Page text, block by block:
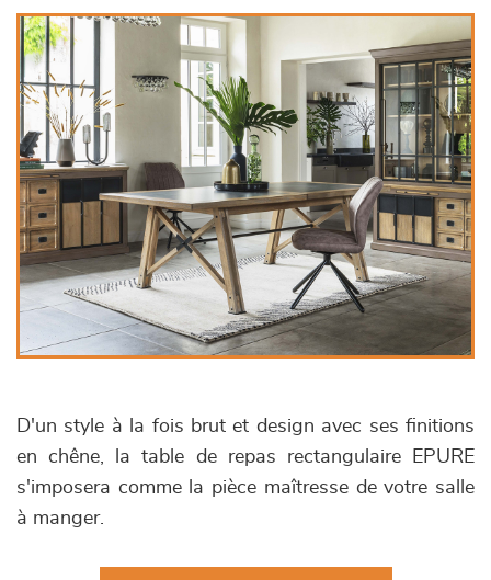
D'un style à la fois brut et design avec ses finitions
en chêne, la table de repas rectangulaire EPURE
s'imposera comme la pièce maîtresse de votre salle
à manger.